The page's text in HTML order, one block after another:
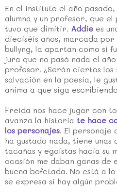
En el instituto el año
alumna y un profesor, que
tuvo que dimitir. Addie es
dieciséis años, marcada
bullyng, la apartan como si
jura que no pasó nada el
profesor. ¿Serán ciertos los
salvación en la poesía, le
anima a que siga
Freida nos hace jugar con
avanza la historia te hace
los personajes. El personaje
ha gustado nada, tiene unas
tacañas y egoístas hacia su
ocasión me daban ganas de
buena bofetada. No está a
se expresa si hay algún